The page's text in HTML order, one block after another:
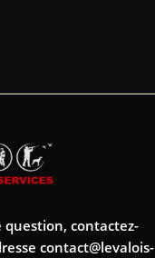
question, contactez-
contact@levalois-